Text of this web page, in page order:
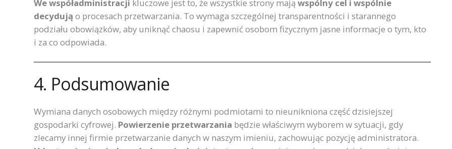
We współadministracji kluczowe jest to, że wszystkie strony mają wspólny cel i wspólnie
decydują o procesach przetwarzania. To wymaga szczególnej transparentności i starannego
podziału obowiązków, aby uniknąć chaosu i zapewnić osobom fizycznym jasne informacje o tym, kto
i za co odpowiada.
4. Podsumowanie
Wymiana danych osobowych między różnymi podmiotami to nieunikniona część dzisiejszej
gospodarki cyfrowej. Powierzenie przetwarzania będzie właściwym wyborem w sytuacji, gdy
zlecamy innej firmie przetwarzanie danych w naszym imieniu, zachowując pozycję administratora.